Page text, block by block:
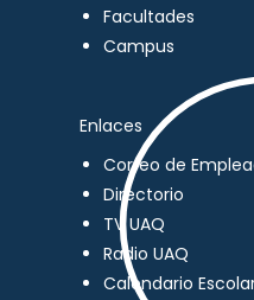
Facultades
Campus
Enlaces
Correo de
Directorio
TV UAQ
Radio UAQ
Calendario